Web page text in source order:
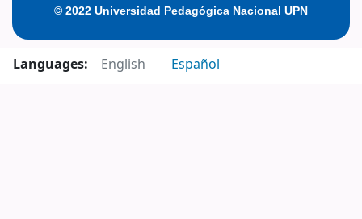
© 2022 Universidad Pedagógica Nacional UPN
Languages: English Español